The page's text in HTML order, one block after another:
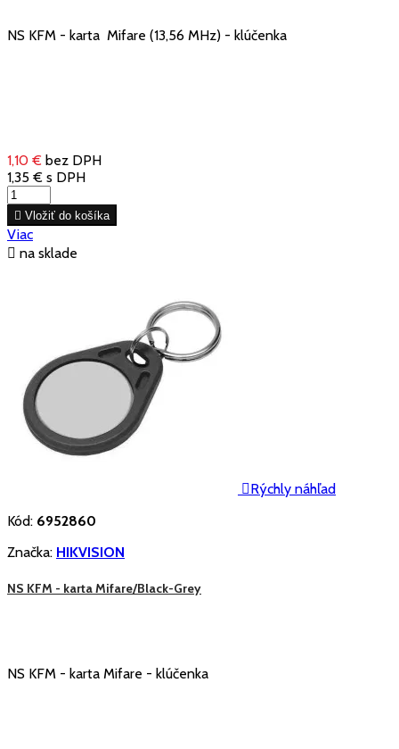
NS KFM - karta Mifare (13,56 MHz) - klúčenka
1,10 € bez DPH
1,35 € s DPH
 Vložiť do košíka
Viac
 na sklade
Rýchly náhľad
Kód: 6952860
Značka: HIKVISION
NS KFM - karta Mifare/Black-Grey
NS KFM - karta Mifare - klúčenka